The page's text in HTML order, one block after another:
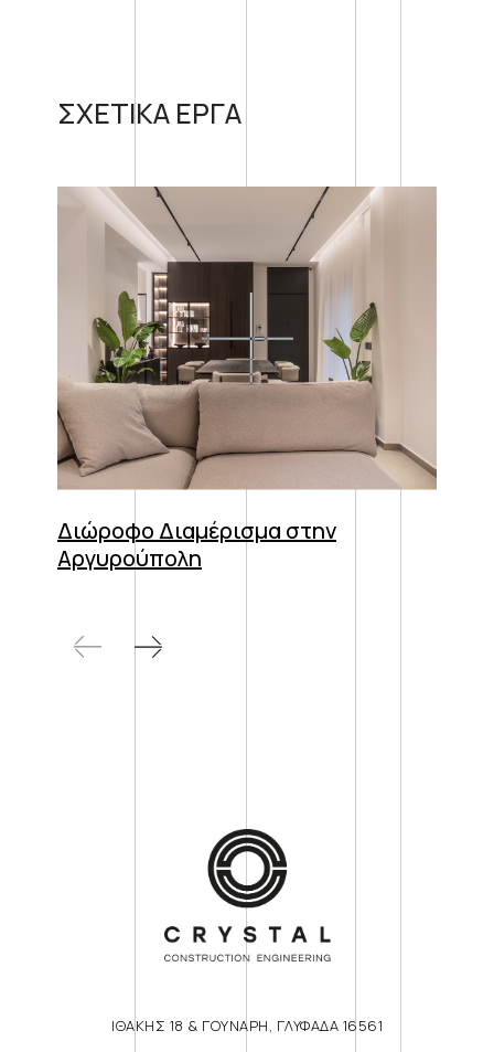
ΣΧΕΤΙΚΑ ΕΡΓΑ
Διώροφο Διαμέρισμα στην
Αργυρούπολη
ΙΘΑΚΗΣ 18 & ΓΟΥΝΑΡΗ, ΓΛΥΦΑΔΑ 16561